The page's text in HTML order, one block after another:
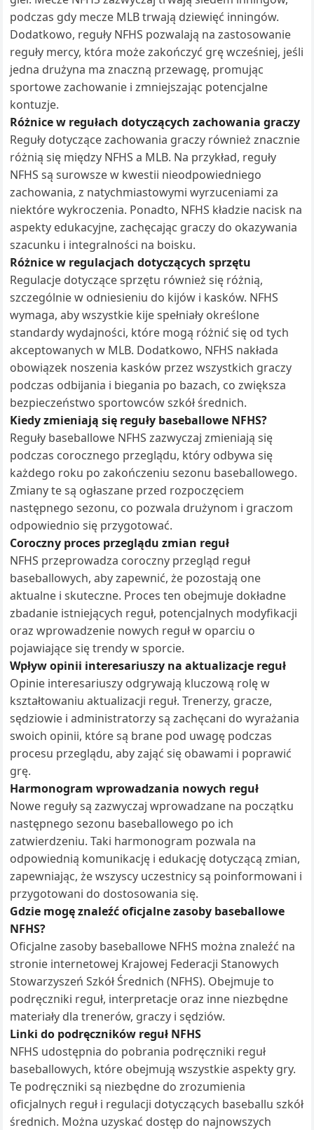
podczas gdy mecze MLB trwają dziewięć inningów.
Dodatkowo, reguły NFHS pozwalają na zastosowanie
reguły mercy, która może zakończyć grę wcześniej, jeśli
jedna drużyna ma znaczną przewagę, promując
sportowe zachowanie i zmniejszając potencjalne
kontuzje.
Różnice w regułach dotyczących zachowania graczy
Reguły dotyczące zachowania graczy również znacznie
różnią się między NFHS a MLB. Na przykład, reguły
NFHS są surowsze w kwestii nieodpowiedniego
zachowania, z natychmiastowymi wyrzuceniami za
niektóre wykroczenia. Ponadto, NFHS kładzie nacisk na
aspekty edukacyjne, zachęcając graczy do okazywania
szacunku i integralności na boisku.
Różnice w regulacjach dotyczących sprzętu
Regulacje dotyczące sprzętu również się różnią,
szczególnie w odniesieniu do kijów i kasków. NFHS
wymaga, aby wszystkie kije spełniały określone
standardy wydajności, które mogą różnić się od tych
akceptowanych w MLB. Dodatkowo, NFHS nakłada
obowiązek noszenia kasków przez wszystkich graczy
podczas odbijania i biegania po bazach, co zwiększa
bezpieczeństwo sportowców szkół średnich.
Kiedy zmieniają się reguły baseballowe NFHS?
Reguły baseballowe NFHS zazwyczaj zmieniają się
podczas corocznego przeglądu, który odbywa się
każdego roku po zakończeniu sezonu baseballowego.
Zmiany te są ogłaszane przed rozpoczęciem
następnego sezonu, co pozwala drużynom i graczom
odpowiednio się przygotować.
Coroczny proces przeglądu zmian reguł
NFHS przeprowadza coroczny przegląd reguł
baseballowych, aby zapewnić, że pozostają one
aktualne i skuteczne. Proces ten obejmuje dokładne
zbadanie istniejących reguł, potencjalnych modyfikacji
oraz wprowadzenie nowych reguł w oparciu o
pojawiające się trendy w sporcie.
Wpływ opinii interesariuszy na aktualizacje reguł
Opinie interesariuszy odgrywają kluczową rolę w
kształtowaniu aktualizacji reguł. Trenerzy, gracze,
sędziowie i administratorzy są zachęcani do wyrażania
swoich opinii, które są brane pod uwagę podczas
procesu przeglądu, aby zająć się obawami i poprawić
grę.
Harmonogram wprowadzania nowych reguł
Nowe reguły są zazwyczaj wprowadzane na początku
następnego sezonu baseballowego po ich
zatwierdzeniu. Taki harmonogram pozwala na
odpowiednią komunikację i edukację dotyczącą zmian,
zapewniając, że wszyscy uczestnicy są poinformowani i
przygotowani do dostosowania się.
Gdzie mogę znaleźć oficjalne zasoby baseballowe
NFHS?
Oficjalne zasoby baseballowe NFHS można znaleźć na
stronie internetowej Krajowej Federacji Stanowych
Stowarzyszeń Szkół Średnich (NFHS). Obejmuje to
podręczniki reguł, interpretacje oraz inne niezbędne
materiały dla trenerów, graczy i sędziów.
Linki do podręczników reguł NFHS
NFHS udostępnia do pobrania podręczniki reguł
baseballowych, które obejmują wszystkie aspekty gry.
Te podręczniki są niezbędne do zrozumienia
oficjalnych reguł i regulacji dotyczących baseballu szkół
średnich. Można uzyskać dostęp do najnowszych